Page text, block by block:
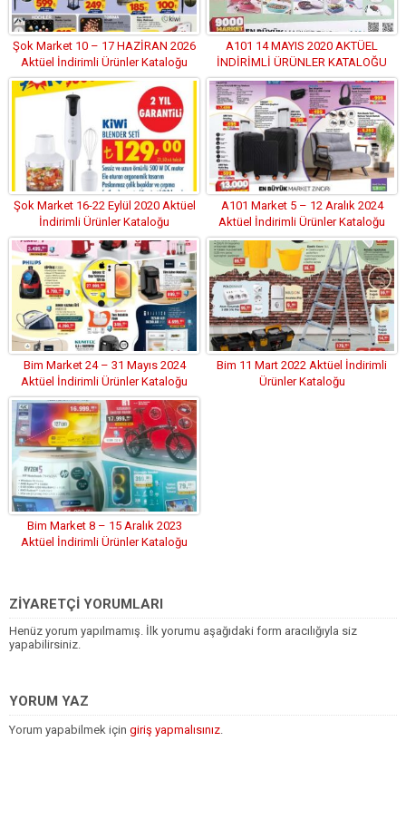
Şok Market 10 – 17 HAZİRAN 2026
Aktüel İndirimli Ürünler Kataloğu
A101 14 MAYIS 2020 AKTÜEL
İNDİRİMLİ ÜRÜNLER KATALOĞU
Şok Market 16-22 Eylül 2020 Aktüel
İndirimli Ürünler Kataloğu
A101 Market 5 – 12 Aralık 2024
Aktüel İndirimli Ürünler Kataloğu
Bim Market 24 – 31 Mayıs 2024
Aktüel İndirimli Ürünler Kataloğu
Bim 11 Mart 2022 Aktüel İndirimli
Ürünler Kataloğu
Bim Market 8 – 15 Aralık 2023
Aktüel İndirimli Ürünler Kataloğu
ZİYARETÇİ YORUMLARI
Henüz yorum yapılmamış. İlk yorumu aşağıdaki form aracılığıyla siz
yapabilirsiniz.
YORUM YAZ
Yorum yapabilmek için giriş yapmalısınız